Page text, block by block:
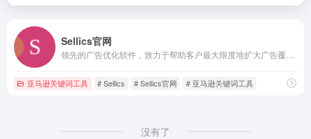
Sellics官网
亚马逊关键词工具 # Sellics # Sellics官网 # 亚马逊关键词工具
没有了